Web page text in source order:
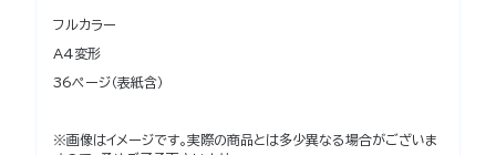
フルカラー
A4変形
36ページ（表紙含）
※画像はイメージです。実際の商品とは多少異なる場合がございま